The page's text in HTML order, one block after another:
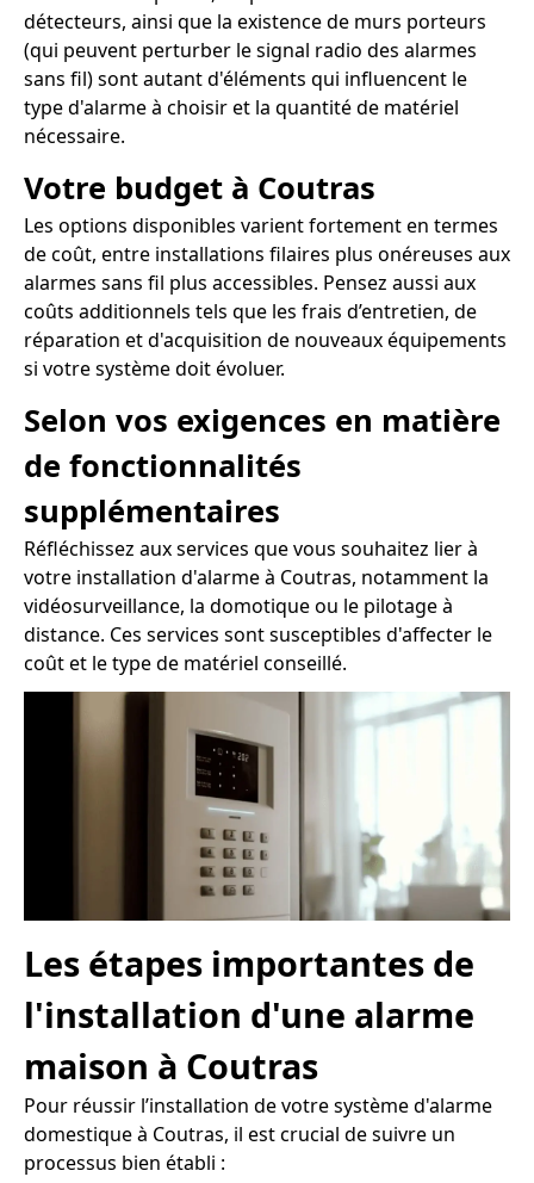
détecteurs, ainsi que la existence de murs porteurs
(qui peuvent perturber le signal radio des alarmes
sans fil) sont autant d'éléments qui influencent le
type d'alarme à choisir et la quantité de matériel
nécessaire.
Votre budget à Coutras
Les options disponibles varient fortement en termes
de coût, entre installations filaires plus onéreuses aux
alarmes sans fil plus accessibles. Pensez aussi aux
coûts additionnels tels que les frais d’entretien, de
réparation et d'acquisition de nouveaux équipements
si votre système doit évoluer.
Selon vos exigences en matière
de fonctionnalités
supplémentaires
Réfléchissez aux services que vous souhaitez lier à
votre installation d'alarme à Coutras, notamment la
vidéosurveillance, la domotique ou le pilotage à
distance. Ces services sont susceptibles d'affecter le
coût et le type de matériel conseillé.
Les étapes importantes de
l'installation d'une alarme
maison à Coutras
Pour réussir l’installation de votre système d'alarme
domestique à Coutras, il est crucial de suivre un
processus bien établi :